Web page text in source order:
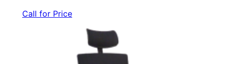
Call for Price